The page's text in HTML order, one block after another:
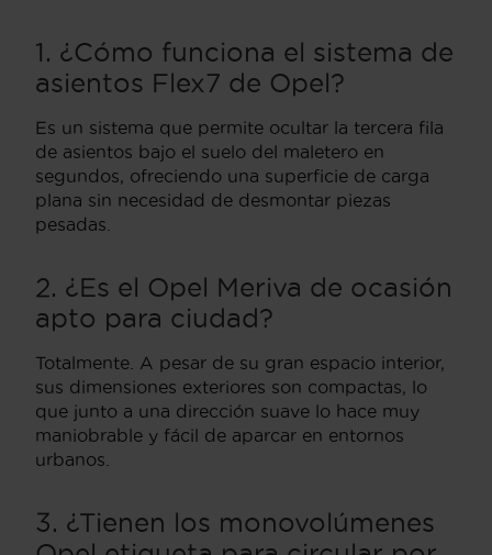
1. ¿Cómo funciona el sistema de
asientos Flex7 de Opel?
Es un sistema que permite ocultar la tercera fila
de asientos bajo el suelo del maletero en
segundos, ofreciendo una superficie de carga
plana sin necesidad de desmontar piezas
pesadas.
2. ¿Es el Opel Meriva de ocasión
apto para ciudad?
Totalmente. A pesar de su gran espacio interior,
sus dimensiones exteriores son compactas, lo
que junto a una dirección suave lo hace muy
maniobrable y fácil de aparcar en entornos
urbanos.
3. ¿Tienen los monovolúmenes